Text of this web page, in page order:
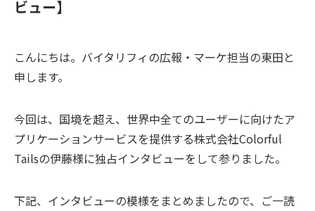
ビュー】
こんにちは。バイタリフィの広報・マーケ担当の東田と
申します。
今回は、国境を超え、世界中全てのユーザーに向けたア
プリケーションサービスを提供する株式会社Colorful
Tailsの伊藤様に独占インタビューをして参りました。
下記、インタビューの模様をまとめましたので、ご一読